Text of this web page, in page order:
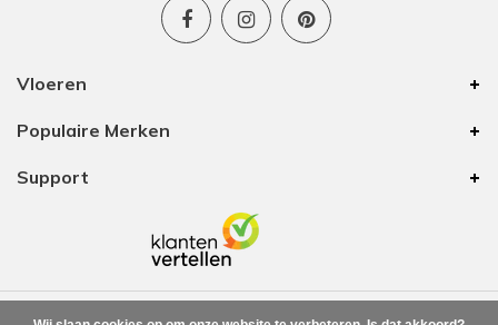
Casa Vloeren. Toen was het van hun eigen merk
zij de enige op onze zoektocht met een goede
waardoor we voor onze bovenverdieping ook
vloer bij hun zijn gaan halen. Ze hebben nog
steeds mooie vloeren voor elk budget. Ook deze
keer zijn we weer helemaal tevreden.
Vloeren
Populaire Merken
Support